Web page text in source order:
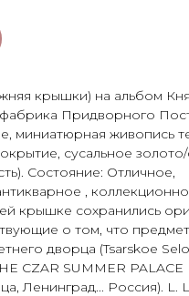
крышки) на альбом
Придворного
миниатюрная живопись
сусальное золото/
Состояние: Отличное,
,
крышке сохранились
о том, что
дворца (Tsarskoe
CZAR SUMMER PALACE
Ленинград... Россия). L.